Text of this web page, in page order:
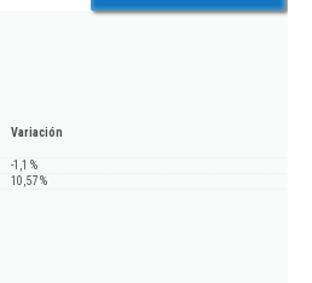
Variación
-1,1 %
10,57 %